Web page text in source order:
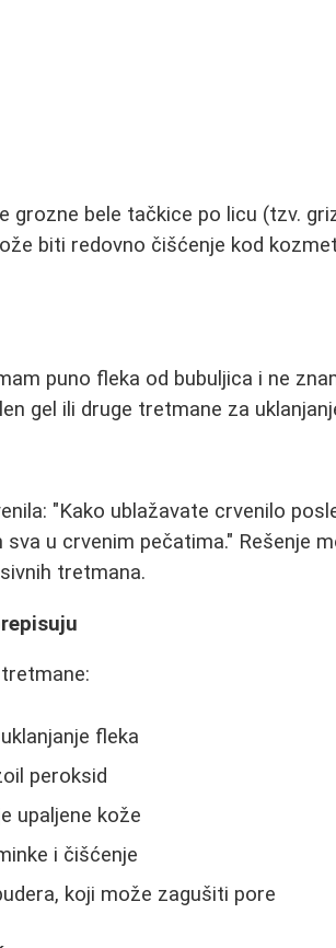
grozne bele tačkice po licu (tzv.
biti redovno čišćenje kod
puno fleka od bubuljica i ne
gel ili druge tretmane za
"Kako ublažavate crvenilo
u crvenim pečatima." Rešenje
tretmana.
fleka
peroksid
upaljene kože
i čišćenje
koji može zagušiti pore